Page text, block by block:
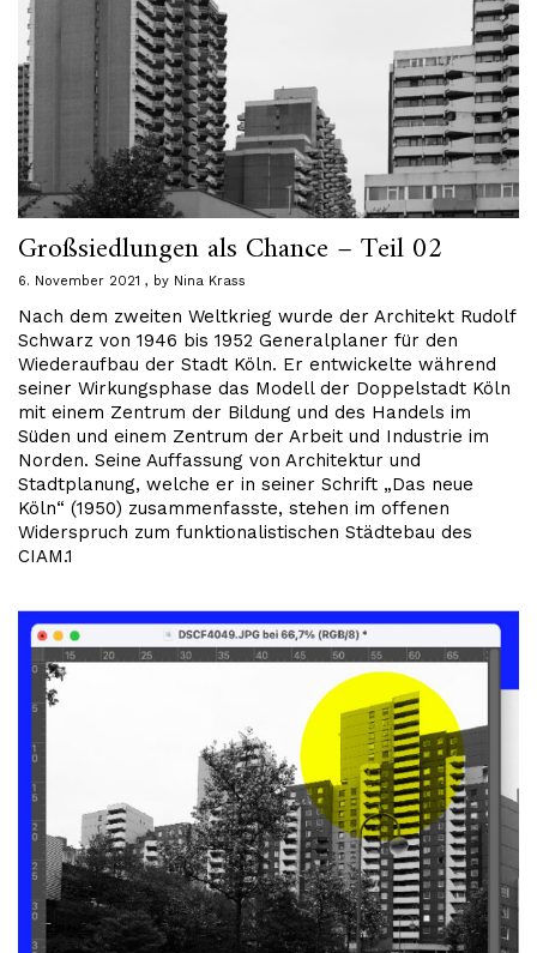
Großsiedlungen als Chance – Teil 02
6. November 2021 by Nina Krass
Nach dem zweiten Weltkrieg wurde der Architekt Rudolf
Schwarz von 1946 bis 1952 Generalplaner für den
Wiederaufbau der Stadt Köln. Er entwickelte während
seiner Wirkungsphase das Modell der Doppelstadt Köln
mit einem Zentrum der Bildung und des Handels im
Süden und einem Zentrum der Arbeit und Industrie im
Norden. Seine Auffassung von Architektur und
Stadtplanung, welche er in seiner Schrift „Das neue
Köln“ (1950) zusammenfasste, stehen im offenen
Widerspruch zum funktionalistischen Städtebau des
CIAM.1